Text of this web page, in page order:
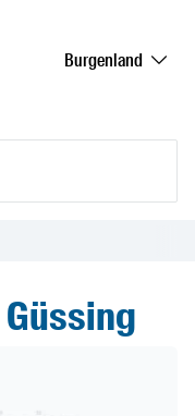
Burgenland
Güssing